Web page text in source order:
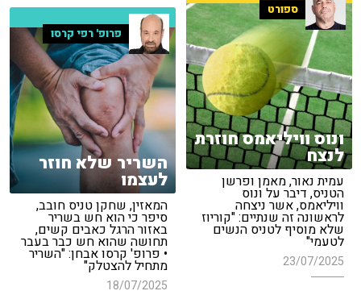
ספורט
ונוס וויליאמס חוזרת
לנצח
עמית נאור, מאמן ופרשן
הטניס, דיבר על ונוס
וויליאמס, אשר ניצחה
לראשונה זה שנתיים: "קוריוז
שלא מוסיף לטניס הנשים
לטעמי"
23/07/2025
פרופ' רפי קרסו
השריר שלא חוזר
לעצמו
המאזין, שחקן טניס חובב,
סיפר כי הוא חש בשריר
באזור הרגל כאבים קשים,
תחושה שהוא חש כבר בעבר
• פרופ' קרסו אבחן: "השריר
מתחיל להצטלק"
18/07/2025